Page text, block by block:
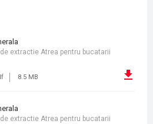
8.5 MB
extractie Atrea pentru bucatarii
extractie Atrea pentru bucatarii